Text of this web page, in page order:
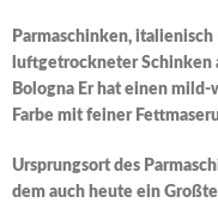
Parmaschinken,
luftgetrockneter Schinken
Bologna Er hat einen
Farbe mit feiner
Ursprungsort des
dem auch heute ein